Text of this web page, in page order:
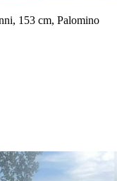
153 cm, Palomino